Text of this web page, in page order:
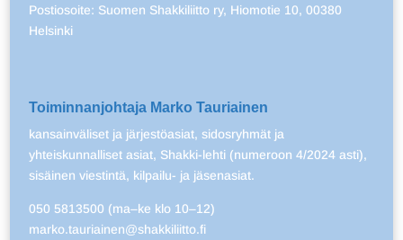
Postiosoite: Suomen Shakkiliitto ry, Hiomotie 10, 00380
Helsinki
Toiminnanjohtaja Marko Tauriainen
kansainväliset ja järjestöasiat, sidosryhmät ja
yhteiskunnalliset asiat, Shakki-lehti (numeroon 4/2024 asti),
sisäinen viestintä, kilpailu- ja jäsenasiat.
050 5813500 (ma–ke klo 10–12)
marko.tauriainen@shakkiliitto.fi